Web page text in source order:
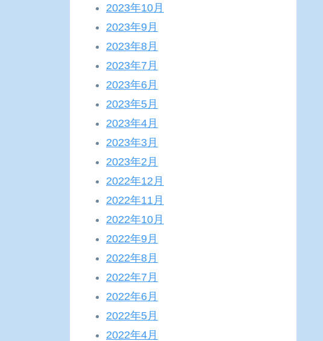
2023年10月
2023年9月
2023年8月
2023年7月
2023年6月
2023年5月
2023年4月
2023年3月
2023年2月
2022年12月
2022年11月
2022年10月
2022年9月
2022年8月
2022年7月
2022年6月
2022年5月
2022年4月